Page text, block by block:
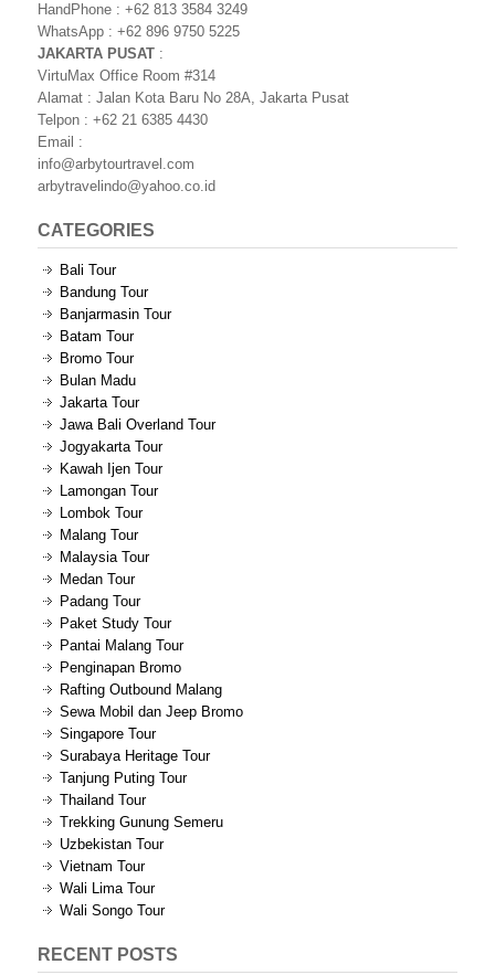
HandPhone : +62 813 3584 3249
WhatsApp : +62 896 9750 5225
JAKARTA PUSAT :
VirtuMax Office Room #314
Alamat : Jalan Kota Baru No 28A, Jakarta Pusat
Telpon : +62 21 6385 4430
Email :
info@arbytourtravel.com
arbytravelindo@yahoo.co.id
CATEGORIES
Bali Tour
Bandung Tour
Banjarmasin Tour
Batam Tour
Bromo Tour
Bulan Madu
Jakarta Tour
Jawa Bali Overland Tour
Jogyakarta Tour
Kawah Ijen Tour
Lamongan Tour
Lombok Tour
Malang Tour
Malaysia Tour
Medan Tour
Padang Tour
Paket Study Tour
Pantai Malang Tour
Penginapan Bromo
Rafting Outbound Malang
Sewa Mobil dan Jeep Bromo
Singapore Tour
Surabaya Heritage Tour
Tanjung Puting Tour
Thailand Tour
Trekking Gunung Semeru
Uzbekistan Tour
Vietnam Tour
Wali Lima Tour
Wali Songo Tour
RECENT POSTS